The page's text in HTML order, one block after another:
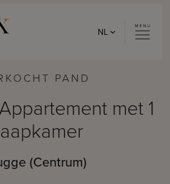
NL
PAND
met 1
(Centrum)